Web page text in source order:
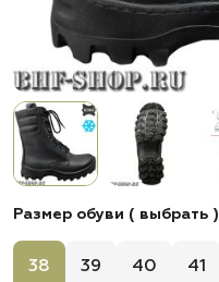
Размер обуви ( выбрать )
38 39 40 41